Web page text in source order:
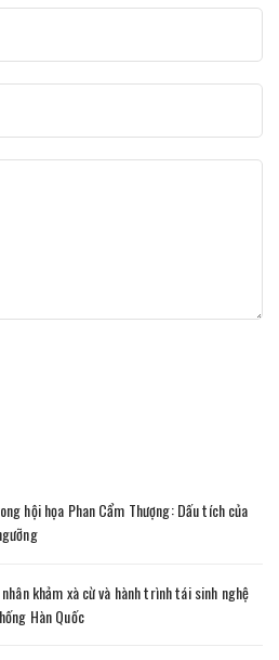
hội họa Phan Cẩm Thượng: Dấu tích của
nhân khảm xà cừ và hành trình tái sinh nghệ
Hàn Quốc